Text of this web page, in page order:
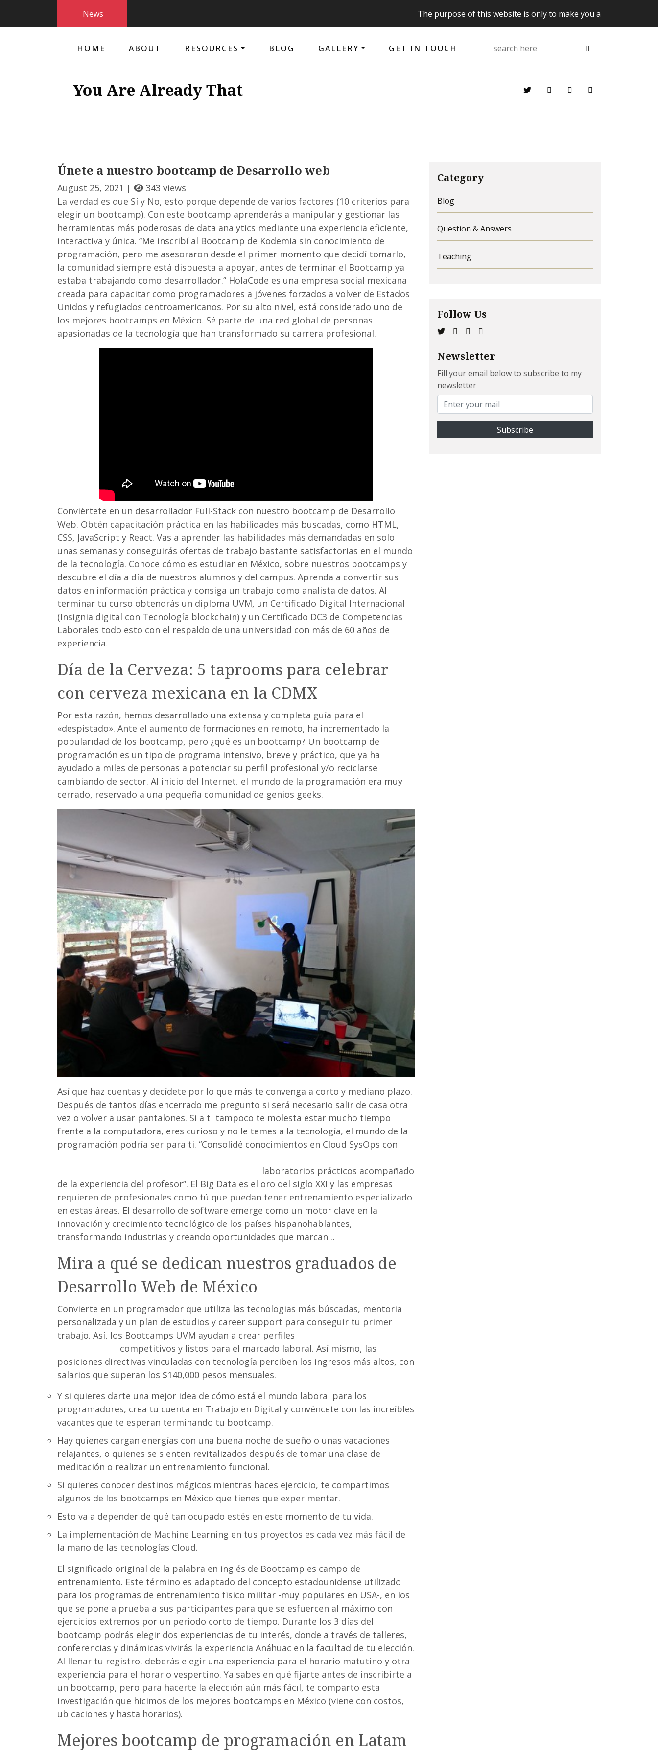
News The purpose of this website is only to make you aware of your
HOME ABOUT RESOURCES BLOG GALLERY GET IN TOUCH
You Are Already That
Únete a nuestro bootcamp de Desarrollo web
August 25, 2021 |
343 views
La verdad es que Sí y No, esto porque depende de varios factores (10 criterios para
elegir un bootcamp). Con este bootcamp aprenderás a manipular y gestionar las
herramientas más poderosas de data analytics mediante una experiencia eficiente,
interactiva y única. “Me inscribí al Bootcamp de Kodemia sin conocimiento de
programación, pero me asesoraron desde el primer momento que decidí tomarlo,
la comunidad siempre está dispuesta a apoyar, antes de terminar el Bootcamp ya
estaba trabajando como desarrollador.” HolaCode es una empresa social mexicana
creada para capacitar como programadores a jóvenes forzados a volver de Estados
Unidos y refugiados centroamericanos. Por su alto nivel, está considerado uno de
los mejores bootcamps en México. Sé parte de una red global de personas
apasionadas de la tecnología que han transformado su carrera profesional.
Conviértete en un desarrollador Full-Stack con nuestro bootcamp de Desarrollo
Web. Obtén capacitación práctica en las habilidades más buscadas, como HTML,
CSS, JavaScript y React. Vas a aprender las habilidades más demandadas en solo
unas semanas y conseguirás ofertas de trabajo bastante satisfactorias en el mundo
de la tecnología. Conoce cómo es estudiar en México, sobre nuestros bootcamps y
descubre el día a día de nuestros alumnos y del campus. Aprenda a convertir sus
datos en información práctica y consiga un trabajo como analista de datos. Al
terminar tu curso obtendrás un diploma UVM, un Certificado Digital Internacional
(Insignia digital con Tecnología blockchain) y un Certificado DC3 de Competencias
Laborales todo esto con el respaldo de una universidad con más de 60 años de
experiencia.
Día de la Cerveza: 5 taprooms para celebrar
con cerveza mexicana en la CDMX
Por esta razón, hemos desarrollado una extensa y completa guía para el
«despistado». Ante el aumento de formaciones en remoto, ha incrementado la
popularidad de los bootcamp, pero ¿qué es un bootcamp? Un bootcamp de
programación es un tipo de programa intensivo, breve y práctico, que ya ha
ayudado a miles de personas a potenciar su perfil profesional y/o reciclarse
cambiando de sector. Al inicio del Internet, el mundo de la programación era muy
cerrado, reservado a una pequeña comunidad de genios geeks.
Así que haz cuentas y decídete por lo que más te convenga a corto y mediano plazo.
Después de tantos días encerrado me pregunto si será necesario salir de casa otra
vez o volver a usar pantalones. Si a ti tampoco te molesta estar mucho tiempo
frente a la computadora, eres curioso y no le temes a la tecnología, el mundo de la
programación podría ser para ti. “Consolidé conocimientos en Cloud SysOps con
laboratorios prácticos acompañado
de la experiencia del profesor”. El Big Data es el oro del siglo XXI y las empresas
requieren de profesionales como tú que puedan tener entrenamiento especializado
en estas áreas. El desarrollo de software emerge como un motor clave en la
innovación y crecimiento tecnológico de los países hispanohablantes,
transformando industrias y creando oportunidades que marcan…
Mira a qué se dedican nuestros graduados de
Desarrollo Web de México
Convierte en un programador que utiliza las tecnologias más búscadas, mentoria
personalizada y un plan de estudios y career support para conseguir tu primer
trabajo. Así, los Bootcamps UVM ayudan a crear perfiles
competitivos y listos para el marcado laboral. Así mismo, las
posiciones directivas vinculadas con tecnología perciben los ingresos más altos, con
salarios que superan los $140,000 pesos mensuales.
Y si quieres darte una mejor idea de cómo está el mundo laboral para los
programadores, crea tu cuenta en Trabajo en Digital y convéncete con las increíbles
vacantes que te esperan terminando tu bootcamp.
Hay quienes cargan energías con una buena noche de sueño o unas vacaciones
relajantes, o quienes se sienten revitalizados después de tomar una clase de
meditación o realizar un entrenamiento funcional.
Si quieres conocer destinos mágicos mientras haces ejercicio, te compartimos
algunos de los bootcamps en México que tienes que experimentar.
Esto va a depender de qué tan ocupado estés en este momento de tu vida.
La implementación de Machine Learning en tus proyectos es cada vez más fácil de
la mano de las tecnologías Cloud.
El significado original de la palabra en inglés de Bootcamp es campo de
entrenamiento. Este término es adaptado del concepto estadounidense utilizado
para los programas de entrenamiento físico militar -muy populares en USA-, en los
que se pone a prueba a sus participantes para que se esfuercen al máximo con
ejercicios extremos por un periodo corto de tiempo. Durante los 3 días del
bootcamp podrás elegir dos experiencias de tu interés, donde a través de talleres,
conferencias y dinámicas vivirás la experiencia Anáhuac en la facultad de tu elección.
Al llenar tu registro, deberás elegir una experiencia para el horario matutino y otra
experiencia para el horario vespertino. Ya sabes en qué fijarte antes de inscribirte a
un bootcamp, pero para hacerte la elección aún más fácil, te comparto esta
investigación que hicimos de los mejores bootcamps en México (viene con costos,
ubicaciones y hasta horarios).
Mejores bootcamp de programación en Latam
Category
Blog
Question & Answers
Teaching
Follow Us
Newsletter
Fill your email below to subscribe to my
newsletter